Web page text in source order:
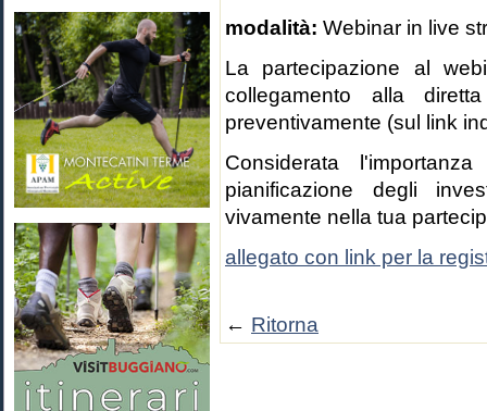
modalità: Webinar in live
La partecipazione al
collegamento alla
preventivamente (sul link
Considerata
pianificazione degli
vivamente nella tua
allegato con link per la
← Ritorna